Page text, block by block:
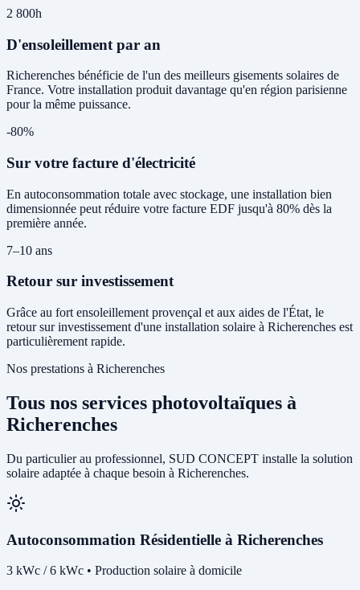
2 800h
D'ensoleillement par an
Richerenches bénéficie de l'un des meilleurs gisements solaires de
France. Votre installation produit davantage qu'en région parisienne
pour la même puissance.
-80%
Sur votre facture d'électricité
En autoconsommation totale avec stockage, une installation bien
dimensionnée peut réduire votre facture EDF jusqu'à 80% dès la
première année.
7–10 ans
Retour sur investissement
Grâce au fort ensoleillement provençal et aux aides de l'État, le
retour sur investissement d'une installation solaire à Richerenches est
particulièrement rapide.
Nos prestations à Richerenches
Tous nos services photovoltaïques à
Richerenches
Du particulier au professionnel, SUD CONCEPT installe la solution
solaire adaptée à chaque besoin à Richerenches.
Autoconsommation Résidentielle à Richerenches
3 kWc / 6 kWc • Production solaire à domicile